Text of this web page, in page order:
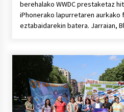
POTTO: San
Larunbatean
da
2026/07/07
berehalako WWDC prestaketaz
iPhonerako lapurretaren
eztabaidarekin batera. Jarraian,